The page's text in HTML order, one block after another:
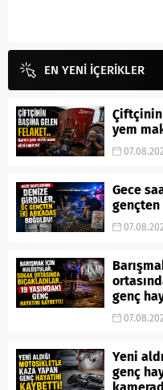
EN YENİ İÇERİKLER
Çiftçinin
yem
Gece
genç
Yeni
genç